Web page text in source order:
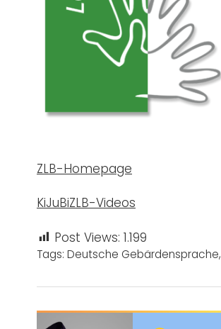
ZLB-Homepage
KiJuBiZLB-Videos
Post Views: 1.199
Tags: Deutsche Gebärdensprache,